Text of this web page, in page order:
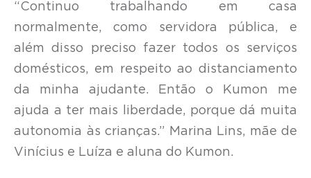
“Continuo trabalhando em casa
normalmente, como servidora pública, e
além disso preciso fazer todos os serviços
domésticos, em respeito ao distanciamento
da minha ajudante. Então o Kumon me
ajuda a ter mais liberdade, porque dá muita
autonomia às crianças.” Marina Lins, mãe de
Vinícius e Luíza e aluna do Kumon.